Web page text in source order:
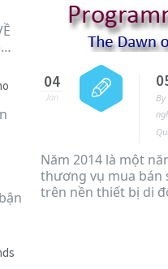
04
Jan By
Năm 2014 là một
thương vụ mua bán
trên nền thiết bị di